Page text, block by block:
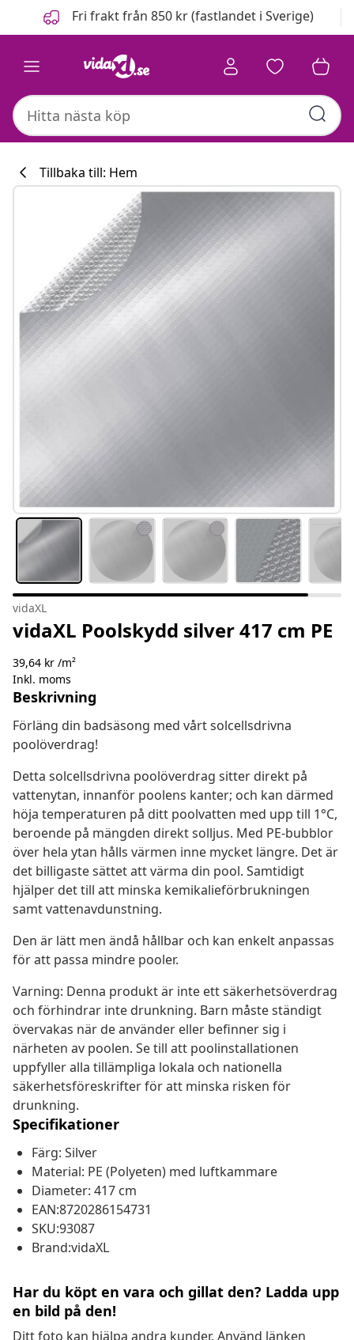
FöregåendeFri frakt från 850 kr (fastlandet i Sverige)
Tillbaka till: Hem
vidaXL
vidaXL Poolskydd silver 417 cm PE
39,64 kr /m²
Inkl. moms
Beskrivning
Förläng din badsäsong med vårt solcellsdrivna
poolöverdrag!
Detta solcellsdrivna poolöverdrag sitter direkt på
vattenytan, innanför poolens kanter; och kan därmed
höja temperaturen på ditt poolvatten med upp till 1°C,
beroende på mängden direkt solljus. Med PE-bubblor
över hela ytan hålls värmen inne mycket längre. Det är
det billigaste sättet att värma din pool. Samtidigt
hjälper det till att minska kemikalieförbrukningen
samt vattenavdunstning.
Den är lätt men ändå hållbar och kan enkelt anpassas
för att passa mindre pooler.
Varning: Denna produkt är inte ett säkerhetsöverdrag
och förhindrar inte drunkning. Barn måste ständigt
övervakas när de använder eller befinner sig i
närheten av poolen. Se till att poolinstallationen
uppfyller alla tillämpliga lokala och nationella
säkerhetsföreskrifter för att minska risken för
drunkning.
Specifikationer
Färg: Silver
Material: PE (Polyeten) med luftkammare
Diameter: 417 cm
EAN:8720286154731
SKU:93087
Brand:vidaXL
Har du köpt en vara och gillat den? Ladda upp
en bild på den!
Ditt foto kan hjälpa andra kunder. Använd länken